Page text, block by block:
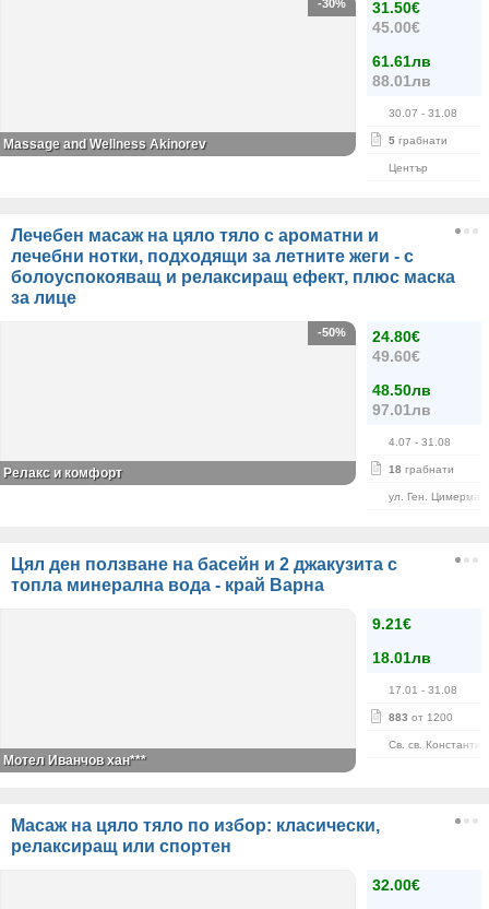
31.50€
45.00€
61.61лв
88.01лв
30.07 - 31.08
5 грабнати
Център
-30%
Massage and Wellness Akinorev
Лечебен масаж на цяло тяло с ароматни и
лечебни нотки, подходящи за летните жеги - с
болоуспокояващ и релаксиращ ефект, плюс маска
за лице
24.80€
49.60€
48.50лв
97.01лв
4.07 - 31.08
18 грабнати
ул. Ген. Цимерман
-50%
Релакс и комфорт
Цял ден ползване на басейн и 2 джакузита с
топла минерална вода - край Варна
9.21€
18.01лв
17.01 - 31.08
883 от 1200
Св. св.
Мотел Иванчов хан***
Масаж на цяло тяло по избор: класически,
релаксиращ или спортен
32.00€